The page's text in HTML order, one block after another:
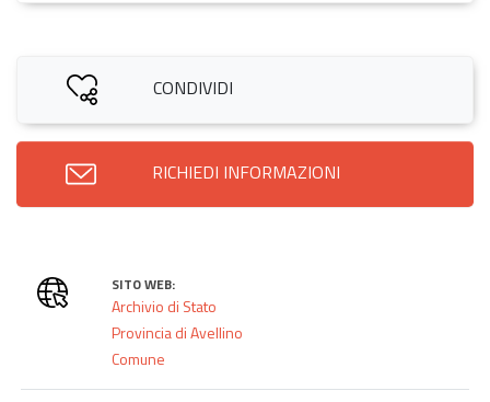
CONDIVIDI
RICHIEDI INFORMAZIONI
SITO WEB:
Archivio di Stato
Provincia di Avellino
Comune